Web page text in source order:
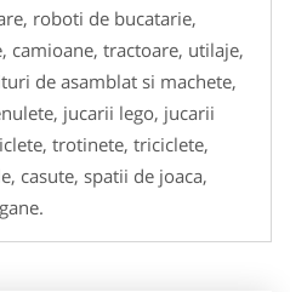
roboti de bucatarie,
camioane, tractoare, utilaje,
de asamblat si machete,
jucarii lego, jucarii
trotinete, triciclete,
casute, spatii de joaca,